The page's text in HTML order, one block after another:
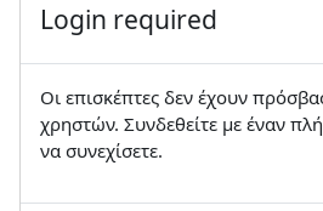
Login required
Οι επισκέπτες δεν έχουν
χρηστών. Συνδεθείτε με έναν
να συνεχίσετε.